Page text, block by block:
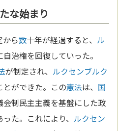
な始まり
から数十年が経過すると、 ル
治権を回復していった。
が制定され、 ルクセンブルク
とができた。この憲法は、 国
制民主主義を基盤にした政
た。これにより、 ルクセン